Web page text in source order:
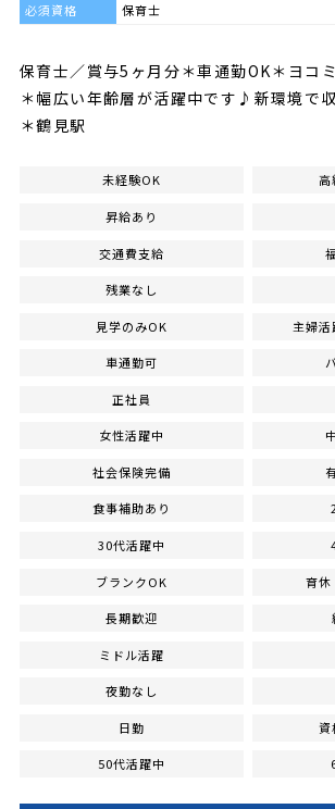
必須資格
保育士
保育士／賞与5ヶ月分＊車通勤OK＊ヨコ
＊幅広い年齢層が活躍中です♪新環境で
＊鶴見駅
未経験OK 高
昇給あり
交通費支給
残業なし
見学のみOK 主婦
車通勤可
正社員
女性活躍中
社会保険完備
食事補助あり
30代活躍中
ブランクOK 育休
長期歓迎
ミドル活躍
夜勤なし
日勤 資
50代活躍中